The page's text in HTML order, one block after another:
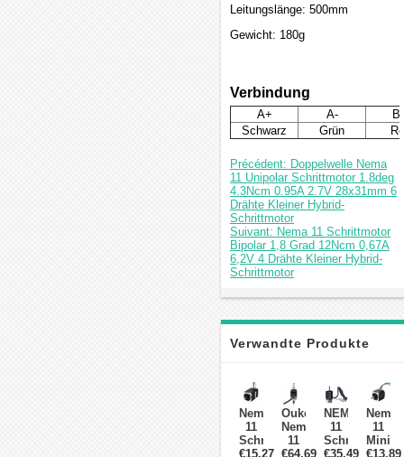
Leitungslänge: 500mm
Gewicht: 180g
Verbindung
A+ A-
Schwarz
Grün
Précédent: Doppelwelle Nema
11 Unipolar Schrittmotor 1.8deg
4.3Ncm 0.95A 2.7V 28x31mm 6
Drähte Kleiner Hybrid-
Schrittmotor
Suivant: Nema 11 Schrittmotor
Bipolar 1,8 Grad 12Ncm 0,67A
6,2V 4 Drähte Kleiner Hybrid-
Schrittmotor
Verwandte Produkte
Nema
11
Schrittmotor
Bipolar
€15.27
Oukeda
Nema
11
Schrittmotor
€64.69
NEMA
11
Schrittmotor
mit
€35.49
Nema
11
Mini
€13.89